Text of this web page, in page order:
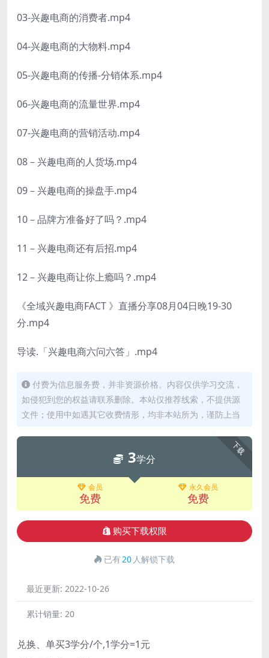
03-兴趣电商的消费者.mp4
04-兴趣电商的大物料.mp4
05-兴趣电商的传播-分销体系.mp4
06-兴趣电商的流量世界.mp4
07-兴趣电商的营销活动.mp4
08－兴趣电商的人货场.mp4
09－兴趣电商的操盘手.mp4
10－品牌方准备好了吗？.mp4
11－兴趣电商还有后招.mp4
12－兴趣电商让你上瘾吗？.mp4
《全域兴趣电商FACT 》直播分享08月04日晚19-30
分.mp4
导读.「兴趣电商六问六答」.mp4
付费为信息服务费，并非资源价格。内容仅供学习交流，
如侵犯到您的权益请联系删除。本站仅推荐线索，不提供源
文件；使用中如遇其它收费情形，均非本站所为，谨防上当
下载
3学分
会员
免费
永久会员
免费
购买下载权限
已有20 人解锁下载
最近更新: 2022-10-26
累计销量: 20
兑换、单买3学分/个,1学分=1元